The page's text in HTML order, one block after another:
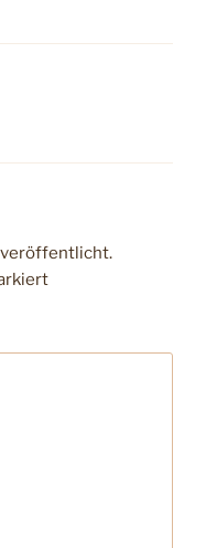
veröffentlicht.